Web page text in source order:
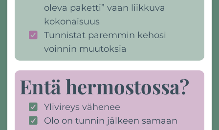
oleva paketti” vaan liikkuva
kokonaisuus
Tunnistat paremmin kehosi
voinnin muutoksia
Entä hermostossa?
Ylivireys vähenee
Olo on tunnin jälkeen samaan